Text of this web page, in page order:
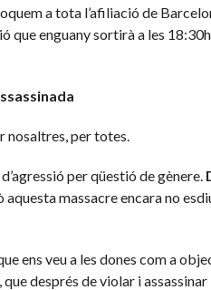
a tota l’afiliació de
que enguany sortirà a les
nosaltres, per totes.
per qüestió de gènere.
massacre encara no
ens veu a les dones com a
després de violar i